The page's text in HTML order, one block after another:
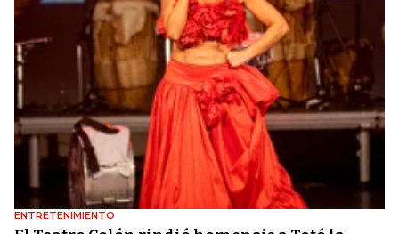
ENTRETENIMIENTO